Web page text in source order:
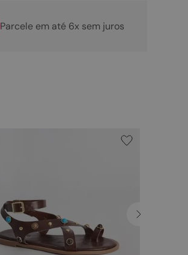
Parcele em até 6x sem juros